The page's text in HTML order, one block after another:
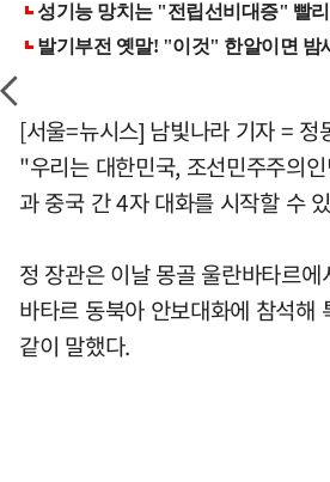
[서울=뉴시스] 남빛나라 기자 = 정
"우리는 대한민국, 조선민주주의
과 중국 간 4자 대화를 시작할 수
정 장관은 이날 몽골 울란바타르
바타르 동북아 안보대화에 참석해
같이 말했다.